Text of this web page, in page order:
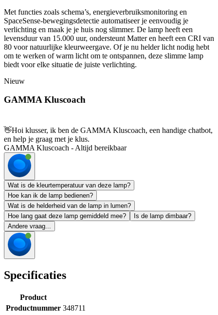
Met functies zoals schema’s, energieverbruiksmonitoring en
SpaceSense-bewegingsdetectie automatiseer je eenvoudig je
verlichting en maak je je huis nog slimmer. De lamp heeft een
levensduur van 15.000 uur, ondersteunt Matter en heeft een CRI van
80 voor natuurlijke kleurweergave. Of je nu helder licht nodig hebt
om te werken of warm licht om te ontspannen, deze slimme lamp
biedt voor elke situatie de juiste verlichting.
Nieuw
GAMMA Kluscoach
👋Hoi klusser, ik ben de GAMMA Kluscoach, een handige chatbot,
en help je graag met je klus.
GAMMA Kluscoach - Altijd bereikbaar
Wat is de kleurtemperatuur van deze lamp?
Hoe kan ik de lamp bedienen?
Wat is de helderheid van de lamp in lumen?
Hoe lang gaat deze lamp gemiddeld mee?
Is de lamp dimbaar?
Andere vraag...
Specificaties
Product
Productnummer 348711